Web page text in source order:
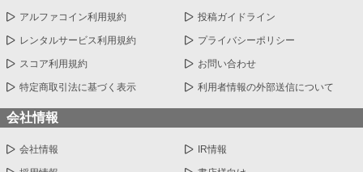
アルファコイン利用規約 投稿ガイドライン
レンタルサービス利用規約 プライバシーポリシー
スコア利用規約 お問い合わせ
特定商取引法に基づく表示 利用者情報の外部送信について
会社情報
会社情報 IR情報